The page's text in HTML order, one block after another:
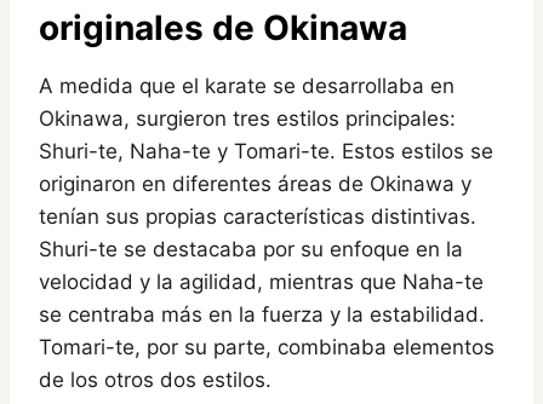
originales de Okinawa
A medida que el karate se desarrollaba en
Okinawa, surgieron tres estilos principales:
Shuri-te, Naha-te y Tomari-te. Estos estilos se
originaron en diferentes áreas de Okinawa y
tenían sus propias características distintivas.
Shuri-te se destacaba por su enfoque en la
velocidad y la agilidad, mientras que Naha-te
se centraba más en la fuerza y la estabilidad.
Tomari-te, por su parte, combinaba elementos
de los otros dos estilos.